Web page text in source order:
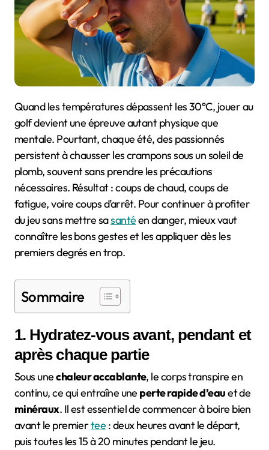
Quand les températures dépassent les 30°C, jouer au
golf devient une épreuve autant physique que
mentale. Pourtant, chaque été, des passionnés
persistent à chausser les crampons sous un soleil de
plomb, souvent sans prendre les précautions
nécessaires. Résultat : coups de chaud, coups de
fatigue, voire coups d’arrêt. Pour continuer à profiter
du jeu sans mettre sasantéen danger, mieux vaut
connaître les bons gestes et les appliquer dès les
premiers degrés en trop.
Sommaire
1. Hydratez-vous avant, pendant et
après chaque partie
Sous unechaleur accablante, le corps transpire en
continu, ce qui entraîne une perte rapide d’eauet de
minéraux. Il est essentiel de commencer à boire bien
avant le premiertee : deux heures avant le départ,
puis toutes les 15 à 20 minutes pendant le jeu.